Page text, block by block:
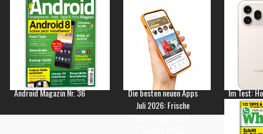
Android Magazin Nr. 36
Die besten neuen Apps
Juli 2026: Frische
Empfehlungen für
Im Test: